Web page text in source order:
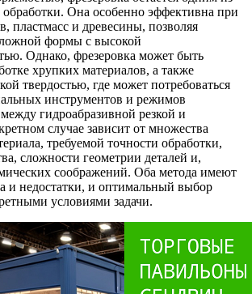
Она особенно эффективна при
пластмасс и древесины, позволяя
формы с высокой
Однако, фрезеровка может быть
хрупких материалов, а также
твердостью, где может потребоваться
инструментов и режимов
гидроабразивной резкой и
случае зависит от множества
требуемой точности обработки,
сложности геометрии деталей и,
соображений. Оба метода имеют
и недостатки, и оптимальный выбор
условиями задачи.